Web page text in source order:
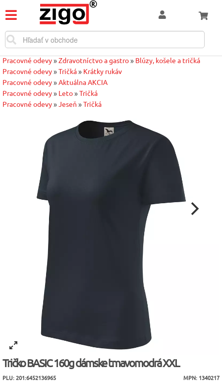
Pracovné odevy»Zdravotníctvo a gastro» Blúzy, košele a tričká
Pracovné odevy»Tričká» Krátky rukáv
Pracovné odevy»Aktuálna AKCIA
Pracovné odevy» Leto»Tričká
Pracovné odevy»Jeseň »Tričká
Tričko BASIC 160g dámske tmavomodrá XXL
PLU: 201:6452136965 MPN: 1340217